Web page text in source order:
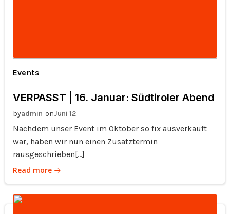
Events
VERPASST | 16. Januar: Südtiroler Abend
byadmin onJuni 12
Nachdem unser Event im Oktober so fix ausverkauft
war, haben wir nun einen Zusatztermin
rausgeschrieben[…]
Read more